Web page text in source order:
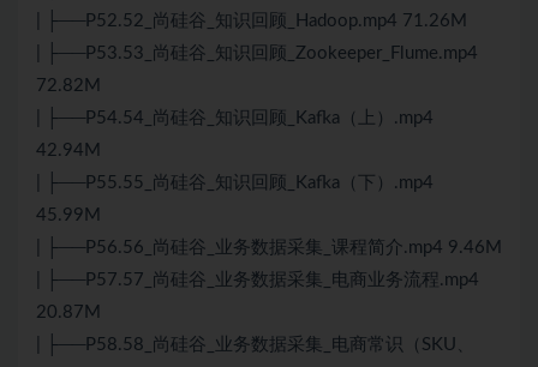
| ├──P52.52_尚硅谷_知识回顾_Hadoop.mp4 71.26M
| ├──P53.53_尚硅谷_知识回顾_Zookeeper_Flume.mp4
72.82M
| ├──P54.54_尚硅谷_知识回顾_Kafka（上）.mp4
42.94M
| ├──P55.55_尚硅谷_知识回顾_Kafka（下）.mp4
45.99M
| ├──P56.56_尚硅谷_业务数据采集_课程简介.mp4 9.46M
| ├──P57.57_尚硅谷_业务数据采集_电商业务流程.mp4
20.87M
| ├──P58.58_尚硅谷_业务数据采集_电商常识（SKU、